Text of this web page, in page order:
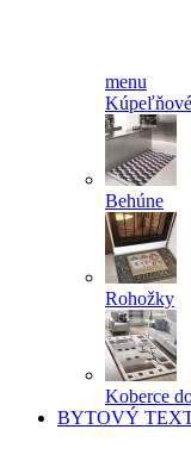
menu
Behúne
Rohožky
Koberce
BYTOVÝ